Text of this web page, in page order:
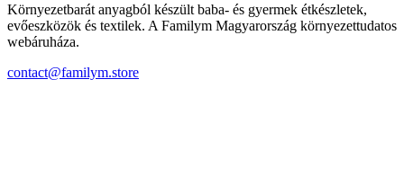
Környezetbarát anyagból készült baba- és gyermek étkészletek,
evőeszközök és textilek. A Familym Magyarország környezettudatos
webáruháza.
contact@familym.store